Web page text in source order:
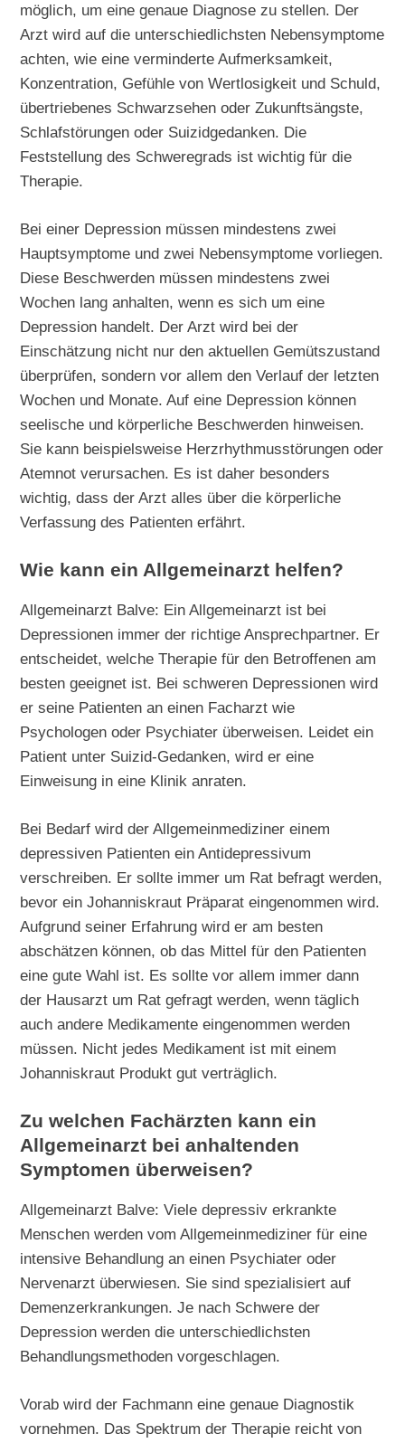
möglich, um eine genaue Diagnose zu stellen. Der
Arzt wird auf die unterschiedlichsten Nebensymptome
achten, wie eine verminderte Aufmerksamkeit,
Konzentration, Gefühle von Wertlosigkeit und Schuld,
übertriebenes Schwarzsehen oder Zukunftsängste,
Schlafstörungen oder Suizidgedanken. Die
Feststellung des Schweregrads ist wichtig für die
Therapie.
Bei einer Depression müssen mindestens zwei
Hauptsymptome und zwei Nebensymptome vorliegen.
Diese Beschwerden müssen mindestens zwei
Wochen lang anhalten, wenn es sich um eine
Depression handelt. Der Arzt wird bei der
Einschätzung nicht nur den aktuellen Gemütszustand
überprüfen, sondern vor allem den Verlauf der letzten
Wochen und Monate. Auf eine Depression können
seelische und körperliche Beschwerden hinweisen.
Sie kann beispielsweise Herzrhythmusstörungen oder
Atemnot verursachen. Es ist daher besonders
wichtig, dass der Arzt alles über die körperliche
Verfassung des Patienten erfährt.
Wie kann ein Allgemeinarzt helfen?
Allgemeinarzt Balve: Ein Allgemeinarzt ist bei
Depressionen immer der richtige Ansprechpartner. Er
entscheidet, welche Therapie für den Betroffenen am
besten geeignet ist. Bei schweren Depressionen wird
er seine Patienten an einen Facharzt wie
Psychologen oder Psychiater überweisen. Leidet ein
Patient unter Suizid-Gedanken, wird er eine
Einweisung in eine Klinik anraten.
Bei Bedarf wird der Allgemeinmediziner einem
depressiven Patienten ein Antidepressivum
verschreiben. Er sollte immer um Rat befragt werden,
bevor ein Johanniskraut Präparat eingenommen wird.
Aufgrund seiner Erfahrung wird er am besten
abschätzen können, ob das Mittel für den Patienten
eine gute Wahl ist. Es sollte vor allem immer dann
der Hausarzt um Rat gefragt werden, wenn täglich
auch andere Medikamente eingenommen werden
müssen. Nicht jedes Medikament ist mit einem
Johanniskraut Produkt gut verträglich.
Zu welchen Fachärzten kann ein
Allgemeinarzt bei anhaltenden
Symptomen überweisen?
Allgemeinarzt Balve: Viele depressiv erkrankte
Menschen werden vom Allgemeinmediziner für eine
intensive Behandlung an einen Psychiater oder
Nervenarzt überwiesen. Sie sind spezialisiert auf
Demenzerkrankungen. Je nach Schwere der
Depression werden die unterschiedlichsten
Behandlungsmethoden vorgeschlagen.
Vorab wird der Fachmann eine genaue Diagnostik
vornehmen. Das Spektrum der Therapie reicht von